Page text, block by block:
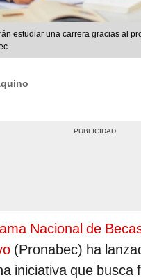
estudiar una carrera gracias al
Nacional de
(Pronabec) ha
iniciativa que busca